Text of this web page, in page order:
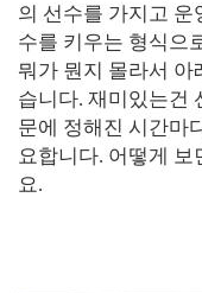
의 선수를 가지고 운
수를 키우는 형식으
뭐가 뭔지 몰라서 아
습니다. 재미있는건
문에 정해진 시간마
요합니다. 어떻게
요.